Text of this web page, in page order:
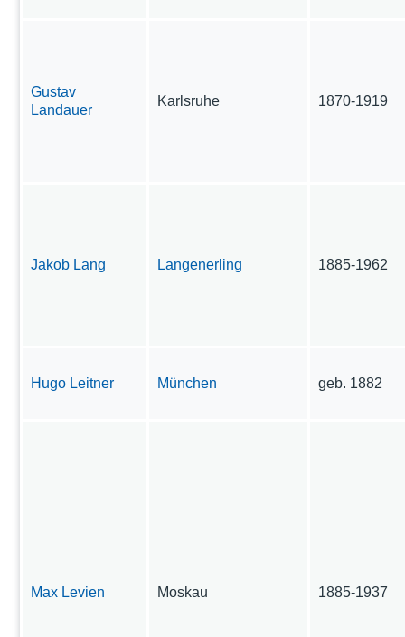
Gustav
Landauer
Karlsruhe 1870-1919
Jakob Lang Langenerling 1885-1962
Hugo Leitner München geb. 1882
Max Levien Moskau 1885-1937